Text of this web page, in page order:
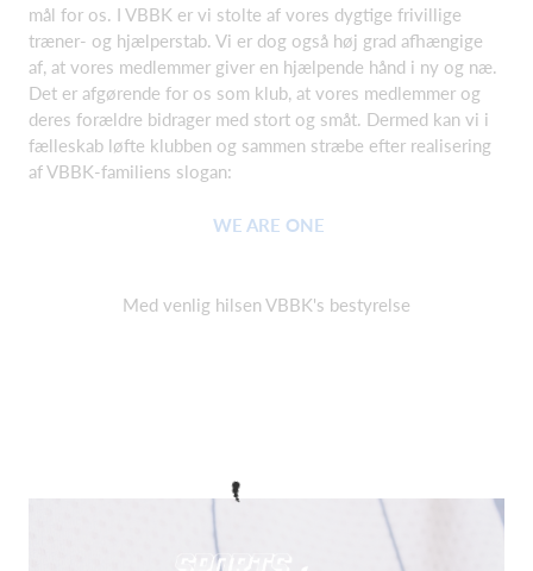
mål for os. I VBBK er vi stolte af vores dygtige frivillige
træner- og hjælperstab. Vi er dog også høj grad afhængige
af, at vores medlemmer giver en hjælpende hånd i ny og næ.
Det er afgørende for os som klub, at vores medlemmer og
deres forældre bidrager med stort og småt. Dermed kan vi i
fælleskab løfte klubben og sammen stræbe efter realisering
af VBBK-familiens slogan:
WE ARE ONE
Med venlig hilsen VBBK's bestyrelse